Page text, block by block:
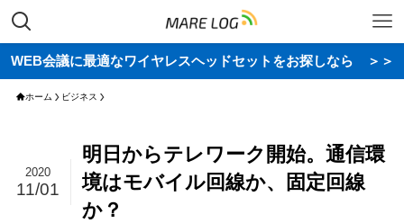
WEB会議に最適なワイヤレスヘッドセットをお探しなら ＞＞
ホーム ビジネス
明日からテレワーク開始。通信環
境はモバイル回線か、固定回線
か？
2020
11/01